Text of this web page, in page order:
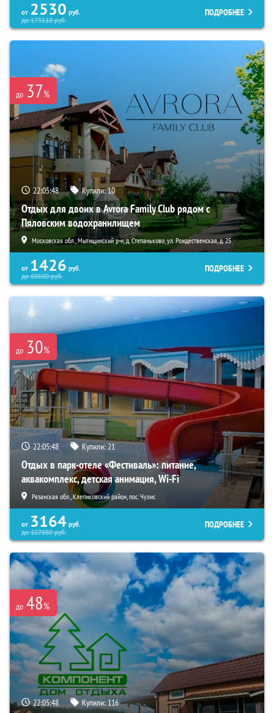
от 2530 руб.
до173110руб.
ПОДРОБНЕЕ
до 37%
22:05:47 Купили:10
Отдых для двоих в Avrora Family Club рядом с
Пяловским водохранилищем
Московская обл., Мытищинский р-н, д. Степаньково, ул. Рождественская, д. 25
от 1426 руб.
до60600руб.
ПОДРОБНЕЕ
до 30%
22:05:47 Купили:21
Отдых в парк-отеле «Фестиваль»: питание,
аквакомплекс, детская анимация, Wi-Fi
Рязанская обл., Клепиковский район, пос. Чулис
от 3164 руб.
до107880руб.
ПОДРОБНЕЕ
до 48%
22:05:47 Купили: 116